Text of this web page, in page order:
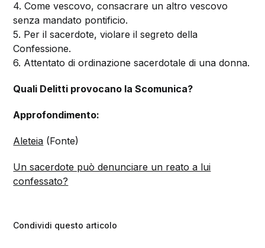
4. Come vescovo, consacrare un altro vescovo
senza mandato pontificio.
5. Per il sacerdote, violare il segreto della
Confessione.
6. Attentato di ordinazione sacerdotale di una donna.
Quali Delitti provocano la Scomunica?
Approfondimento:
Aleteia (Fonte)
Un sacerdote può denunciare un reato a lui
confessato?
Condividi questo articolo